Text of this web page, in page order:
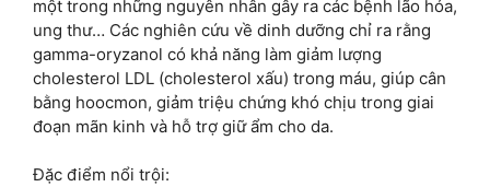
một trong những nguyên nhân gây ra các bệnh lão hóa,
ung thư… Các nghiên cứu về dinh dưỡng chỉ ra rằng
gamma-oryzanol có khả năng làm giảm lượng
cholesterol LDL (cholesterol xấu) trong máu, giúp cân
bằng hoocmon, giảm triệu chứng khó chịu trong giai
đoạn mãn kinh và hỗ trợ giữ ẩm cho da.
Đặc điểm nổi trội: